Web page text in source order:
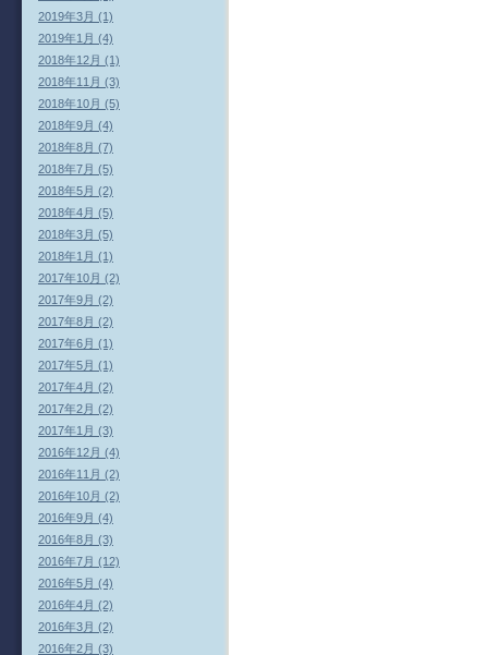
2019年3月 (1)
2019年1月 (4)
2018年12月 (1)
2018年11月 (3)
2018年10月 (5)
2018年9月 (4)
2018年8月 (7)
2018年7月 (5)
2018年5月 (2)
2018年4月 (5)
2018年3月 (5)
2018年1月 (1)
2017年10月 (2)
2017年9月 (2)
2017年8月 (2)
2017年6月 (1)
2017年5月 (1)
2017年4月 (2)
2017年2月 (2)
2017年1月 (3)
2016年12月 (4)
2016年11月 (2)
2016年10月 (2)
2016年9月 (4)
2016年8月 (3)
2016年7月 (12)
2016年5月 (4)
2016年4月 (2)
2016年3月 (2)
2016年2月 (3)